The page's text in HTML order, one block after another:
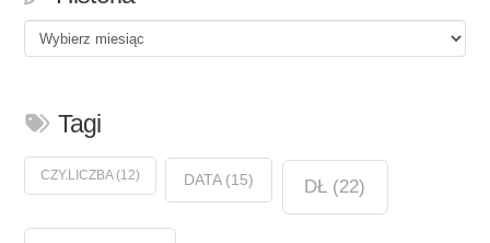
Historia
Tagi
CZY.LICZBA(12) DATA(15) DŁ (22)